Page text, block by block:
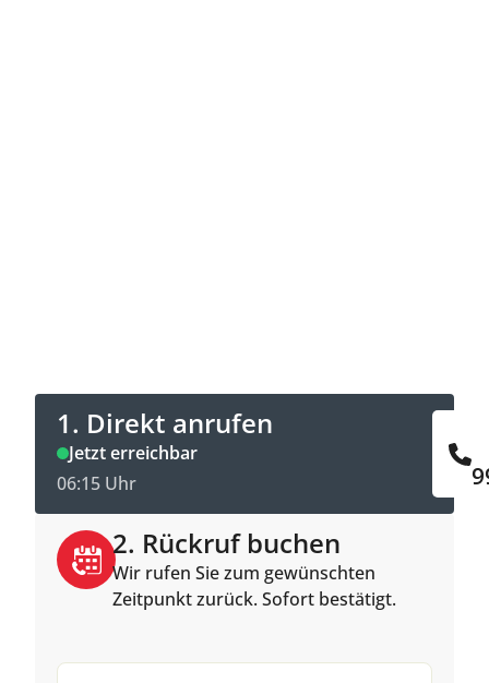
1. Direkt anrufen
Jetzt erreichbar
06:15 Uhr
2. Rückruf buchen
Wir rufen Sie zum gewünschten
Zeitpunkt zurück. Sofort bestätigt.